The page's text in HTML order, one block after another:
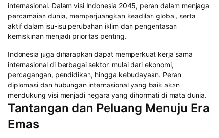
internasional. Dalam visi Indonesia 2045, peran dalam menjaga
perdamaian dunia, memperjuangkan keadilan global, serta
aktif dalam isu-isu perubahan iklim dan pengentasan
kemiskinan menjadi prioritas penting.
Indonesia juga diharapkan dapat memperkuat kerja sama
internasional di berbagai sektor, mulai dari ekonomi,
perdagangan, pendidikan, hingga kebudayaan. Peran
diplomasi dan hubungan internasional yang baik akan
mendukung visi menjadi negara yang dihormati di mata dunia.
Tantangan dan Peluang Menuju Era
Emas